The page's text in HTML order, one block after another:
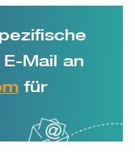
Mail an
für